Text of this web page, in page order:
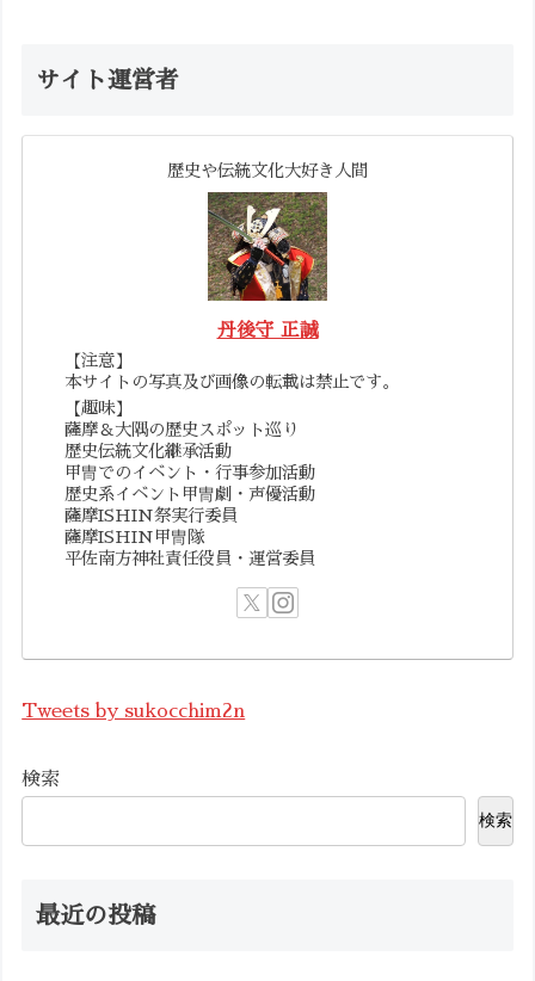
サイト運営者
歴史や伝統文化大好き人間
丹後守 正誠
【注意】
本サイトの写真及び画像の転載は禁止です。
【趣味】
薩摩＆大隅の歴史スポット巡り
歴史伝統文化継承活動
甲冑でのイベント・行事参加活動
歴史系イベント甲冑劇・声優活動
薩摩ISHIN祭実行委員
薩摩ISHIN甲冑隊
平佐南方神社責任役員・運営委員
Tweets by sukocchim2n
検索
検索
最近の投稿